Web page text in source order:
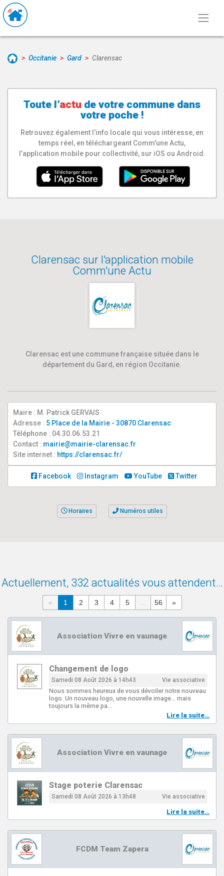
Occitanie Gard Clarensac
Toute l’actu de votre commune dans
votre poche !
Retrouvez également l’info locale qui vous intéresse, en
temps réel, en téléchargeant Comm'une Actu,
l’application mobile pour collectivité, sur iOS ou Android.
Clarensac sur l'application mobile
Comm'une Actu
Clarensac est une commune française située dans le
département du Gard, en région Occitanie.
Maire : M. Patrick GERVAIS
Adresse : 5 Place de la Mairie - 30870 Clarensac
Téléphone : 04.30.06.53.21
Contact : mairie@mairie-clarensac.fr
Site internet : https://clarensac.fr/
Facebook Instagram YouTube Twitter
Horaires Numéros utiles
Actuellement, 332 actualités vous attendent…
« 1 2 3 4 5 ... 56 »
Association Vivre en vaunage
Changement de logo
Samedi 08 Août 2026 à 14h43 Vie associative
Nous sommes heureux de vous dévoiler notre nouveau
logo. Un nouveau logo, une nouvelle image… mais
toujours la même pa…
Lire la suite…
Association Vivre en vaunage
Stage poterie Clarensac
Samedi 08 Août 2026 à 13h48 Vie associative
Lire la suite…
FCDM Team Zapera